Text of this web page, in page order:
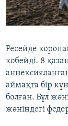
Ресейде
көбейді. 8
аймақта бір
болған. Бұл
жөніндегі